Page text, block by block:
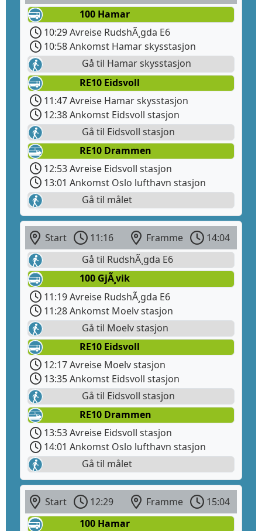
100 Hamar
10:29 Avreise RudshÃ¸gda E6
10:58 Ankomst Hamar skysstasjon
Gå til Hamar skysstasjon
RE10 Eidsvoll
11:47 Avreise Hamar skysstasjon
12:38 Ankomst Eidsvoll stasjon
Gå til Eidsvoll stasjon
RE10 Drammen
12:53 Avreise Eidsvoll stasjon
13:01 Ankomst Oslo lufthavn stasjon
Gå til målet
Start 11:16 Framme
14:04
Gå til RudshÃ¸gda E6
100 GjÃ¸vik
11:19 Avreise RudshÃ¸gda E6
11:28 Ankomst Moelv stasjon
Gå til Moelv stasjon
RE10 Eidsvoll
12:17 Avreise Moelv stasjon
13:35 Ankomst Eidsvoll stasjon
Gå til Eidsvoll stasjon
RE10 Drammen
13:53 Avreise Eidsvoll stasjon
14:01 Ankomst Oslo lufthavn stasjon
Gå til målet
Start 12:29 Framme
15:04
100 Hamar